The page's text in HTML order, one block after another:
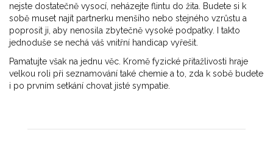
nejste dostatečně vysocí, neházejte flintu do žita. Budete si k
sobě muset najít partnerku menšího nebo stejného vzrůstu a
poprosit ji, aby nenosila zbytečně vysoké podpatky. I takto
jednoduše se nechá váš vnitřní handicap vyřešit.
Pamatujte však na jednu věc. Kromě fyzické přitažlivosti hraje
velkou roli při seznamování také chemie a to, zda k sobě budete
i po prvním setkání chovat jisté sympatie.